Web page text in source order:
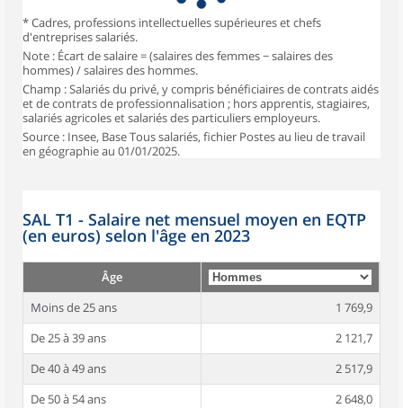
* Cadres, professions intellectuelles supérieures et chefs
d'entreprises salariés.
Note : Écart de salaire = (salaires des femmes − salaires des
hommes) / salaires des hommes.
Champ : Salariés du privé, y compris bénéficiaires de contrats aidés
et de contrats de professionnalisation ; hors apprentis, stagiaires,
salariés agricoles et salariés des particuliers employeurs.
Source : Insee, Base Tous salariés, fichier Postes au lieu de travail
en géographie au 01/01/2025.
SAL T1 - Salaire net mensuel moyen en EQTP
(en euros) selon l'âge en 2023
Âge
Moins de 25 ans
1 769,9
De 25 à 39 ans
2 121,7
De 40 à 49 ans
2 517,9
De 50 à 54 ans
2 648,0